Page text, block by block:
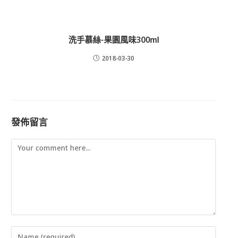
洗手慕絲-果園風味300ml
2018-03-30
發佈留言
Comment
Enter